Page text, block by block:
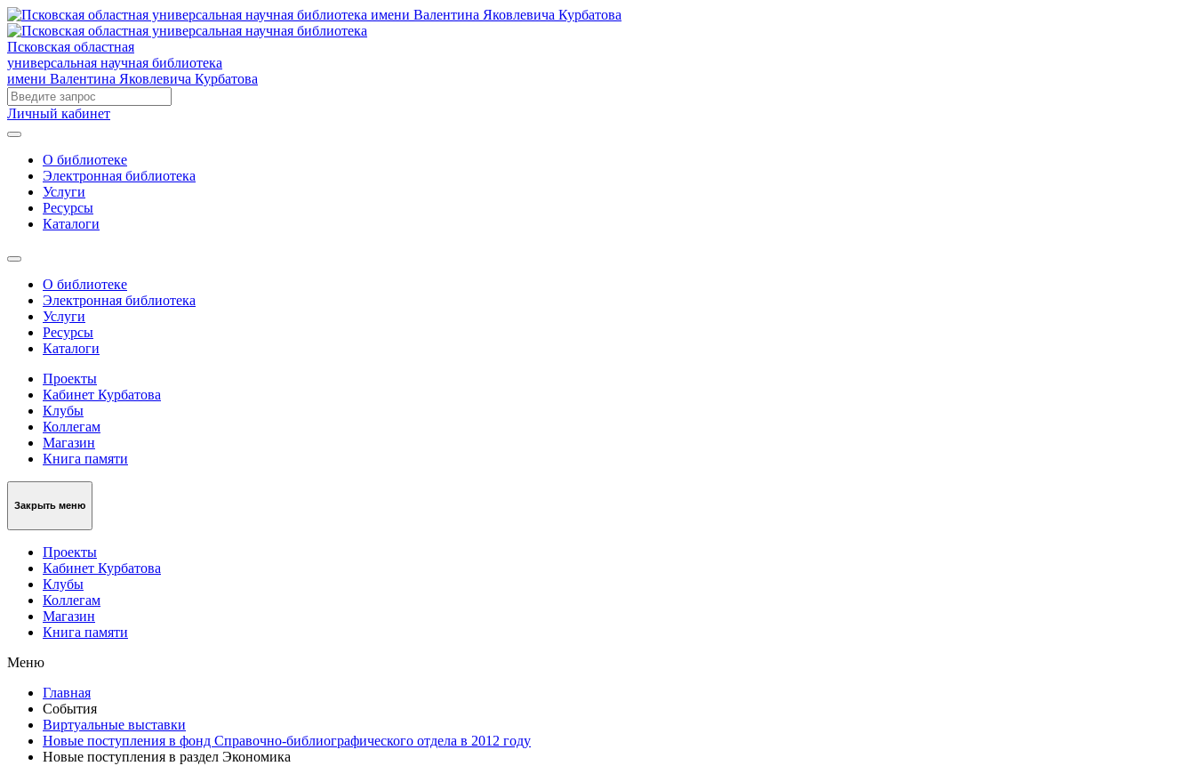
Псковская областная
универсальная научная библиотека
имени Валентина Яковлевича Курбатова
Личный кабинет
О библиотеке
Электронная библиотека
Услуги
Ресурсы
Каталоги
О библиотеке
Электронная библиотека
Услуги
Ресурсы
Каталоги
Проекты
Кабинет Курбатова
Клубы
Коллегам
Магазин
Книга памяти
Закрыть меню
Проекты
Кабинет Курбатова
Клубы
Коллегам
Магазин
Книга памяти
Меню
Главная
События
Виртуальные выставки
Новые поступления в фонд Справочно-библиографического отдела в 2012 году
Новые поступления в раздел Экономика